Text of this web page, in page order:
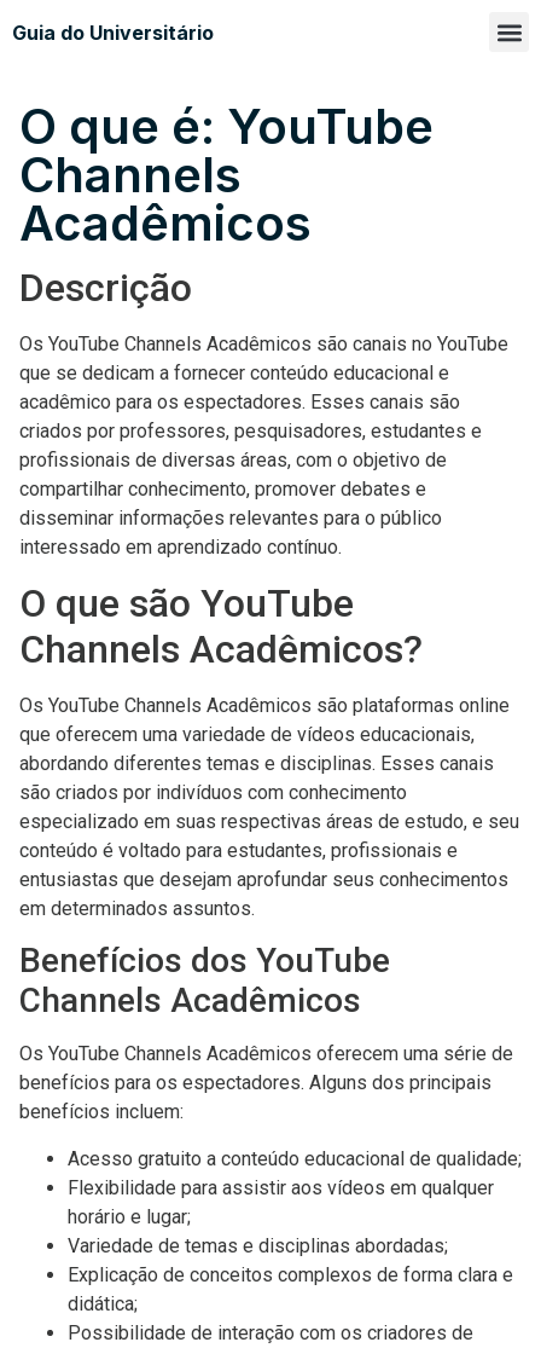
Guia do Universitário
O que é: YouTube
Channels
Acadêmicos
Descrição
Os YouTube Channels Acadêmicos são canais no YouTube
que se dedicam a fornecer conteúdo educacional e
acadêmico para os espectadores. Esses canais são
criados por professores, pesquisadores, estudantes e
profissionais de diversas áreas, com o objetivo de
compartilhar conhecimento, promover debates e
disseminar informações relevantes para o público
interessado em aprendizado contínuo.
O que são YouTube
Channels Acadêmicos?
Os YouTube Channels Acadêmicos são plataformas online
que oferecem uma variedade de vídeos educacionais,
abordando diferentes temas e disciplinas. Esses canais
são criados por indivíduos com conhecimento
especializado em suas respectivas áreas de estudo, e seu
conteúdo é voltado para estudantes, profissionais e
entusiastas que desejam aprofundar seus conhecimentos
em determinados assuntos.
Benefícios dos YouTube
Channels Acadêmicos
Os YouTube Channels Acadêmicos oferecem uma série de
benefícios para os espectadores. Alguns dos principais
benefícios incluem:
Acesso gratuito a conteúdo educacional de qualidade;
Flexibilidade para assistir aos vídeos em qualquer
horário e lugar;
Variedade de temas e disciplinas abordadas;
Explicação de conceitos complexos de forma clara e
didática;
Possibilidade de interação com os criadores de